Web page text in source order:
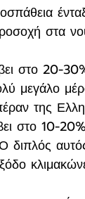
στα
στο 20-
μεγάλο
της
στο 10-
αυτός